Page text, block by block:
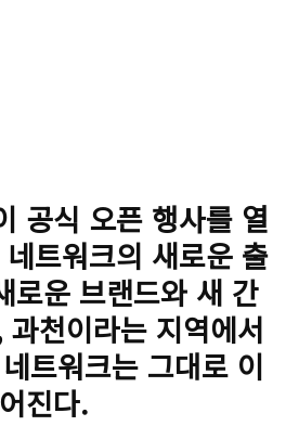
공식 오픈 행사를 열
트워크의 새로운 출
로운 브랜드와 새 간
천이라는 지역에서
트워크는 그대로 이
어진다.